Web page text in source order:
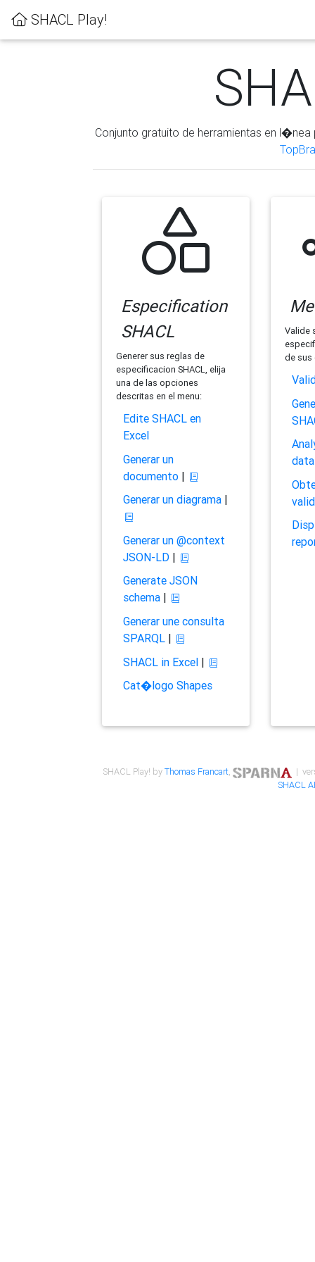
SHACL Play!
Conjunto gratuito de herramientas en
Especification
SHACL
Generer sus reglas de
especificacion SHACL, elija
una de las opciones
descritas en el menu:
Edite SHACL en
Excel
Generar un
documento|
Generar un diagrama|
Generar un @context
JSON-LD|
Generate JSON
schema|
Generar une consulta
SPARQL|
SHACL in Excel|
Cat�logo Shapes
Valide
de sus
SHACL Play! byThomas Francart,
|
SHACL